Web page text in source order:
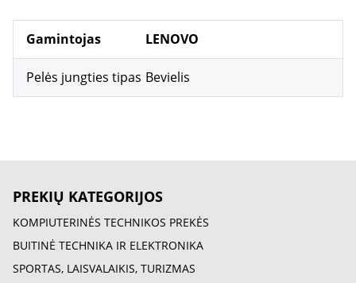
Gamintojas LENOVO
Pelės jungties tipas Bevielis
PREKIŲ KATEGORIJOS
KOMPIUTERINĖS TECHNIKOS PREKĖS
BUITINĖ TECHNIKA IR ELEKTRONIKA
SPORTAS, LAISVALAIKIS, TURIZMAS